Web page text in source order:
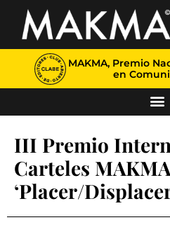
MAKMA, Premio
en
III Premio
Carteles MAKMA
‘Placer/